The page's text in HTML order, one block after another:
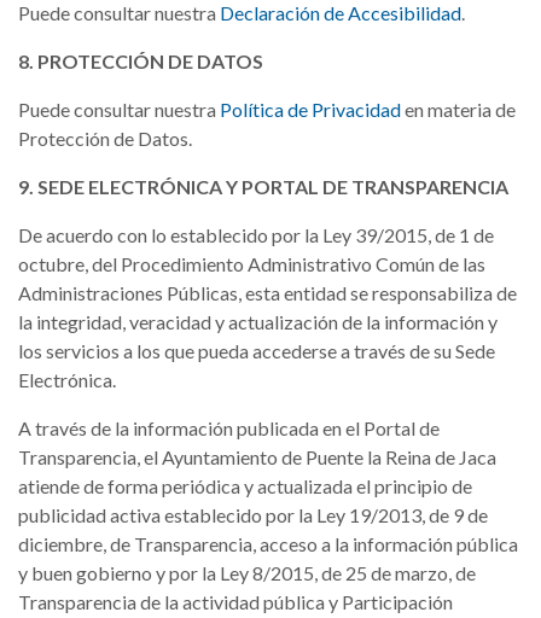
Puede consultar nuestra Declaración de Accesibilidad.
8. PROTECCIÓN DE DATOS
Puede consultar nuestra Política de Privacidaden materia de
Protección de Datos.
9. SEDE ELECTRÓNICA Y PORTAL DE TRANSPARENCIA
De acuerdo con lo establecido por la Ley 39/2015, de 1 de
octubre, del Procedimiento Administrativo Común de las
Administraciones Públicas, esta entidad se responsabiliza de
la integridad, veracidad y actualización de la información y
los servicios a los que pueda accederse a través de su Sede
Electrónica.
A través de la información publicada en el Portal de
Transparencia, el Ayuntamiento de Puente la Reina de Jaca
atiende de forma periódica y actualizada el principio de
publicidad activa establecido por la Ley 19/2013, de 9 de
diciembre, de Transparencia, acceso a la información pública
y buen gobierno y por la Ley 8/2015, de 25 de marzo, de
Transparencia de la actividad pública y Participación